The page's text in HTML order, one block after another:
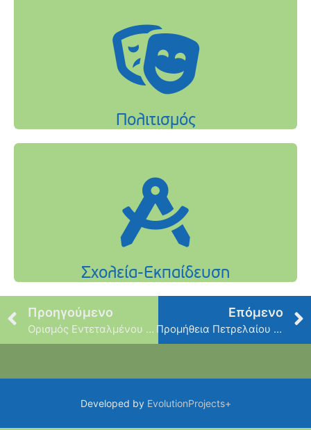
Προηγούμενο
Ορισμός Εντεταλμένου Συμβούλου
Επόμενο
Προμήθεια Πετρελαίου Diesel
Developed by EvolutionProjects+